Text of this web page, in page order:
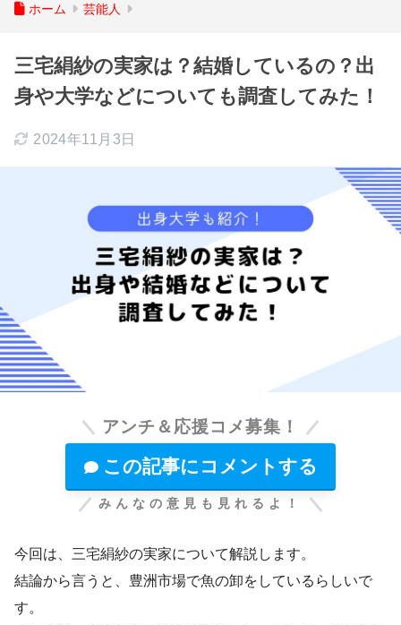
ホーム 芸能人
三宅絹紗の実家は？結婚しているの？出
身や大学などについても調査してみた！
2024年11月3日
アンチ＆応援コメ募集！
この記事にコメントする
みんなの意見も見れるよ！
今回は、三宅絹紗の実家について解説します。
結論から言うと、豊洲市場で魚の卸をしているらしいで
す。